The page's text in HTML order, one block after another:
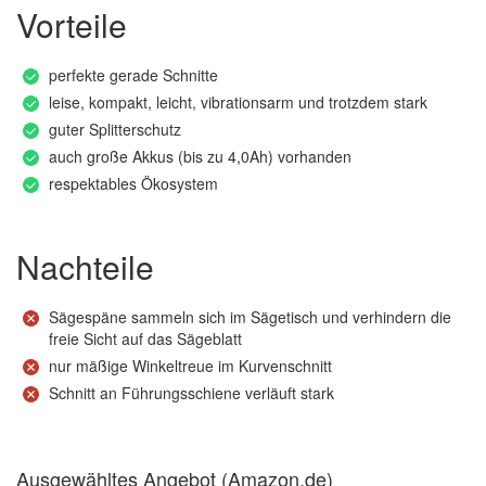
Vorteile
perfekte gerade Schnitte
leise, kompakt, leicht, vibrationsarm und trotzdem stark
guter Splitterschutz
auch große Akkus (bis zu 4,0Ah) vorhanden
respektables Ökosystem
Nachteile
Sägespäne sammeln sich im Sägetisch und verhindern die
freie Sicht auf das Sägeblatt
nur mäßige Winkeltreue im Kurvenschnitt
Schnitt an Führungsschiene verläuft stark
Ausgewähltes Angebot (Amazon.de)